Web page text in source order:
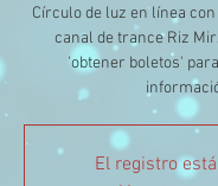
Círculo de luz en línea
canal de trance Riz
'obtener boletos'
El registro